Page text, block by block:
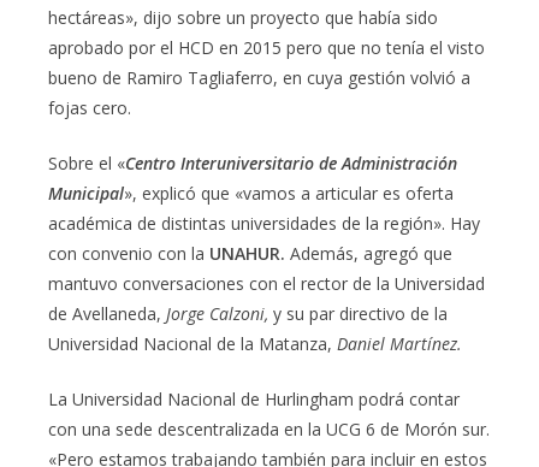
hectáreas», dijo sobre un proyecto que había sido
aprobado por el HCD en 2015 pero que no tenía el visto
bueno de Ramiro Tagliaferro, en cuya gestión volvió a
fojas cero.
Sobre el «Centro Interuniversitario de Administración
Municipal», explicó que «vamos a articular es oferta
académica de distintas universidades de la región». Hay
con convenio con la UNAHUR. Además, agregó que
mantuvo conversaciones con el rector de la Universidad
de Avellaneda, Jorge Calzoni, y su par directivo de la
Universidad Nacional de la Matanza, Daniel Martínez.
La Universidad Nacional de Hurlingham podrá contar
con una sede descentralizada en la UCG 6 de Morón sur.
«Pero estamos trabajando también para incluir en estos